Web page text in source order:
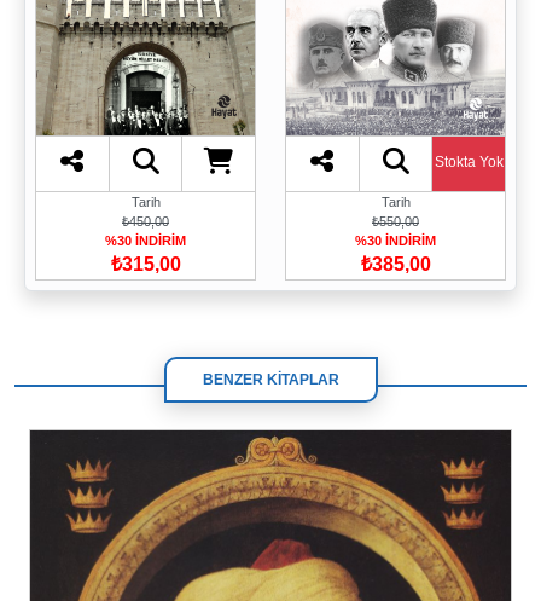
Tarih
₺450,00
%30 İNDİRİM
₺315,00
Stokta Yok
Tarih
₺550,00
%30 İNDİRİM
₺385,00
BENZER KİTAPLAR